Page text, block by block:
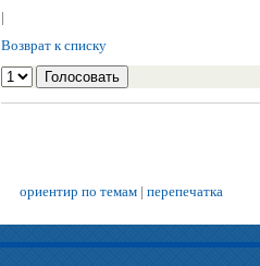
|
Возврат к списку
ориентир по темам | перепечатка